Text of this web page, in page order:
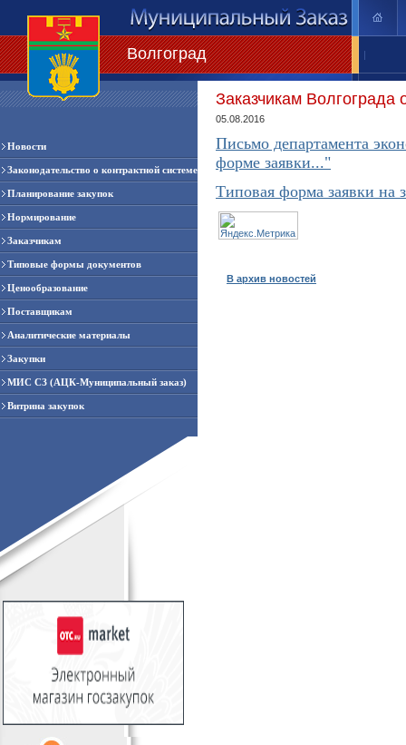
Волгоград |
Новости
Законодательство о контрактной системе
Планирование закупок
Нормирование
Заказчикам
Типовые формы документов
Ценообразование
Поставщикам
Аналитические материалы
Закупки
МИС СЗ (АЦК-Муниципальный заказ)
Витрина закупок
Заказчикам Волгограда
05.08.2016
Письмо департамента
форме заявки..."
Типовая форма заявки на
В архив новостей